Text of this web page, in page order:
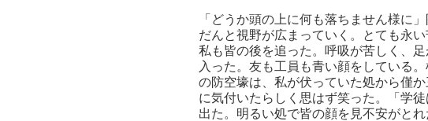
「どうか頭の上に何も落ちません様に
だんと視野が広まっていく。とても永
私も皆の後を追った。呼吸が苦しく、
入った。友も工員も青い顔をしている
の防空壕は、私が伏っていた処から僅
に気付いたらしく思はず笑った。「学
出た。明るい処で皆の顔を見不安がとれ